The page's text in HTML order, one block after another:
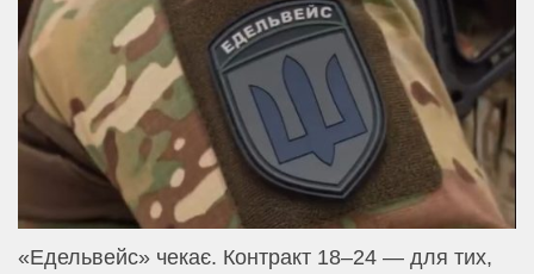
«Едельвейс» чекає. Контракт 18–24 — для тих,